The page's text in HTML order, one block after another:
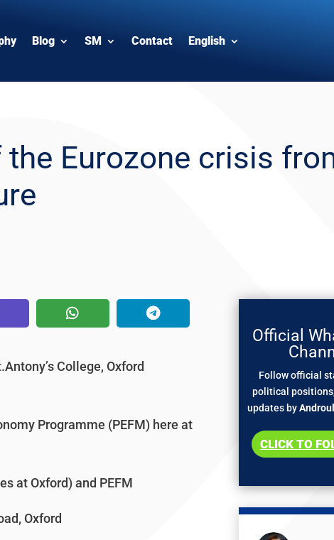
Blog SM Contact English
the Eurozone crisis
College, Oxford
Programme (PEFM) here at
at Oxford) and PEFM
Oxford
Official
Follow official
political
updates by
CLICK TO